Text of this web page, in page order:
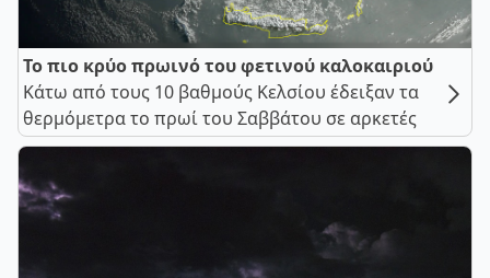
Το πιο κρύο πρωινό του φετινού καλοκαιριού
Κάτω από τους 10 βαθμούς Κελσίου έδειξαν τα
θερμόμετρα το πρωί του Σαββάτου σε αρκετές